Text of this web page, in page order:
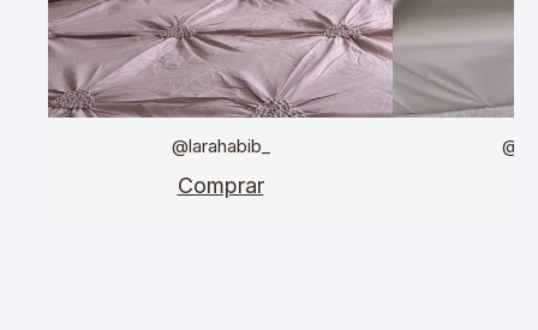
@larahabib_
Comprar